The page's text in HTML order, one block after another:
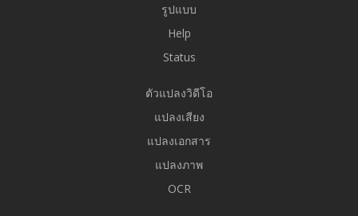
รูปแบบ
Help
Status
ตัวแปลงวิดีโอ
แปลงเสียง
แปลงเอกสาร
แปลงภาพ
OCR